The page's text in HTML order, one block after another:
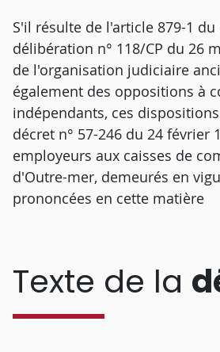
S'il résulte de l'article 879-1
délibération n° 118/CP du 26
de l'organisation judiciaire
également des oppositions à
indépendants, ces
décret n° 57-246 du 24
employeurs aux caisses de
d'Outre-mer, demeurés en
prononcées en cette matière
Texte de la